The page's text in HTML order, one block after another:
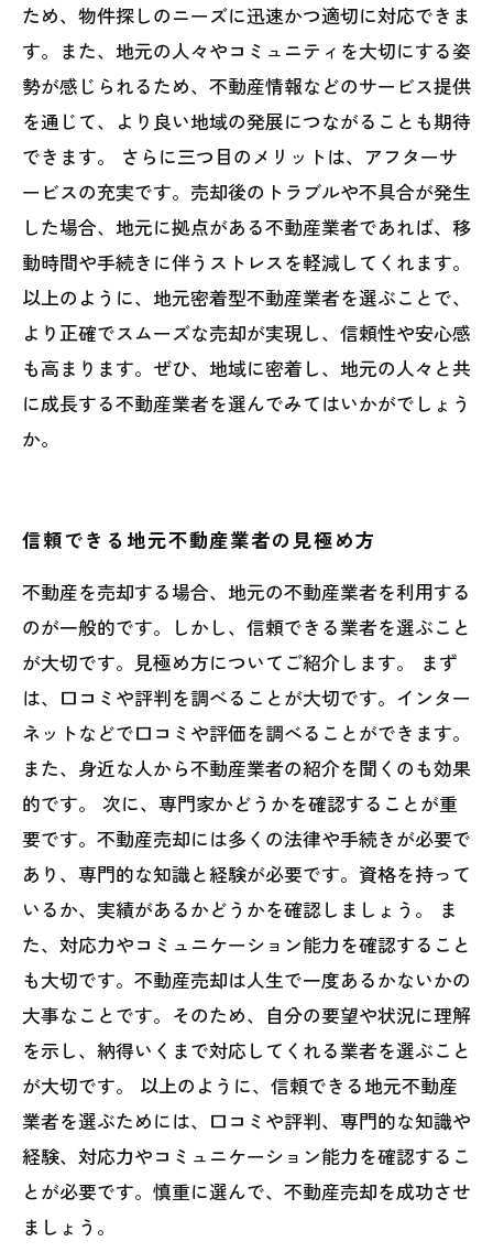
ため、物件探しのニーズに迅速かつ適切に対応できま
す。また、地元の人々やコミュニティを大切にする姿
勢が感じられるため、不動産情報などのサービス提供
を通じて、より良い地域の発展につながることも期待
できます。 さらに三つ目のメリットは、アフターサ
ービスの充実です。売却後のトラブルや不具合が発生
した場合、地元に拠点がある不動産業者であれば、移
動時間や手続きに伴うストレスを軽減してくれます。
以上のように、地元密着型不動産業者を選ぶことで、
より正確でスムーズな売却が実現し、信頼性や安心感
も高まります。ぜひ、地域に密着し、地元の人々と共
に成長する不動産業者を選んでみてはいかがでしょう
か。
信頼できる地元不動産業者の見極め方
不動産を売却する場合、地元の不動産業者を利用する
のが一般的です。しかし、信頼できる業者を選ぶこと
が大切です。見極め方についてご紹介します。 まず
は、口コミや評判を調べることが大切です。インター
ネットなどで口コミや評価を調べることができます。
また、身近な人から不動産業者の紹介を聞くのも効果
的です。 次に、専門家かどうかを確認することが重
要です。不動産売却には多くの法律や手続きが必要で
あり、専門的な知識と経験が必要です。資格を持って
いるか、実績があるかどうかを確認しましょう。 ま
た、対応力やコミュニケーション能力を確認すること
も大切です。不動産売却は人生で一度あるかないかの
大事なことです。そのため、自分の要望や状況に理解
を示し、納得いくまで対応してくれる業者を選ぶこと
が大切です。 以上のように、信頼できる地元不動産
業者を選ぶためには、口コミや評判、専門的な知識や
経験、対応力やコミュニケーション能力を確認するこ
とが必要です。慎重に選んで、不動産売却を成功させ
ましょう。